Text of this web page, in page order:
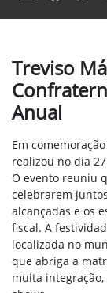
Treviso
Anual
Em
realizou no dia
O evento reuniu
celebrarem
alcançadas e os
fiscal. A
localizada no
que abriga a
muita